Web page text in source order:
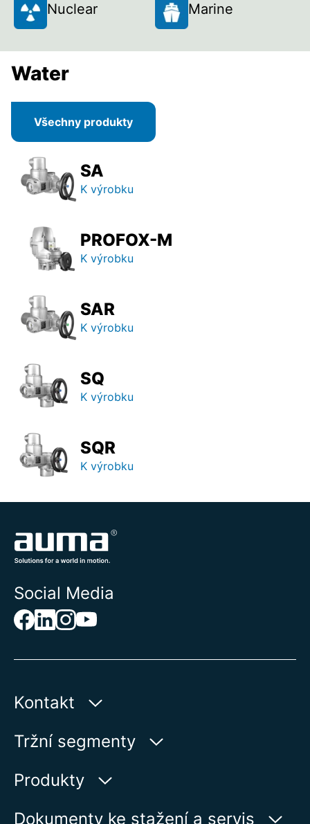
Nuclear Marine
Water
Všechny produkty
SA
K výrobku
PROFOX-M
K výrobku
SAR
K výrobku
SQ
K výrobku
SQR
K výrobku
Social Media
Kontakt
AUMA Riester
Aumastr 1
79379 Muellheim | Germany
Tržní segmenty
Voda
Produkty
Vyhledávač výrobků
Dokumenty ke stažení a servis